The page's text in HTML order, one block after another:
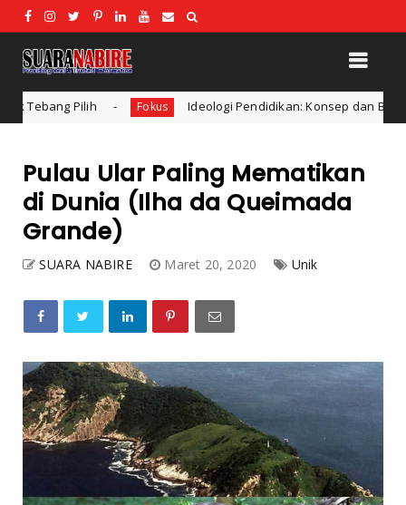
Fokus Ideologi Pendidikan: Konsep dan Bentuk Ideologi dalam
Pulau Ular Paling Mematikan
di Dunia (Ilha da Queimada
Grande)
SUARA NABIRE Maret 20, 2020 Unik